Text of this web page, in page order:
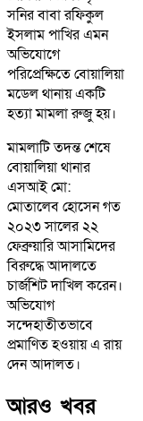
সনির বাবা রফিকুল
ইসলাম পাখির এমন
অভিযোগে
পরিপ্রেক্ষিতে বোয়ালিয়া
মডেল থানায় একটি
হত্যা মামলা রুজু হয়।
মামলাটি তদন্ত শেষে
বোয়ালিয়া থানার
এসআই মো:
মোতালেব হোসেন গত
২০২৩ সালের ২২
ফেব্রুয়ারি আসামিদের
বিরুদ্ধে আদালতে
চার্জশিট দাখিল করেন।
অভিযোগ
সন্দেহাতীতভাবে
প্রমাণিত হওয়ায় এ রায়
দেন আদালত।
আরও খবর